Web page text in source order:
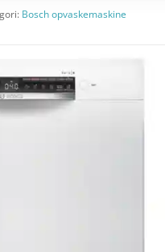
Bosch opvaskemaskine